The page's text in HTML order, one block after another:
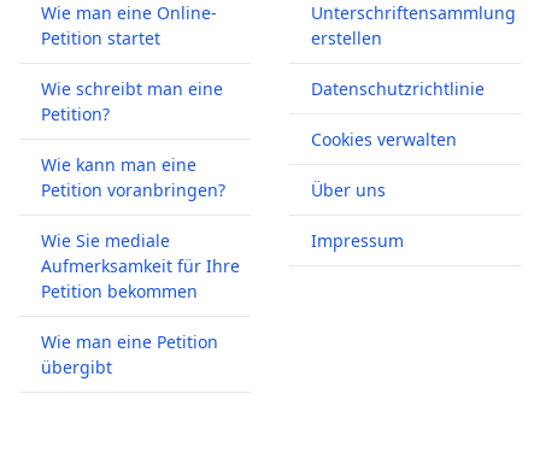
Wie man eine Online-
Petition startet
Wie schreibt man eine
Petition?
Wie kann man eine
Petition voranbringen?
Wie Sie mediale
Aufmerksamkeit für Ihre
Petition bekommen
Wie man eine Petition
übergibt
Unterschriftensammlung
erstellen
Datenschutzrichtlinie
Cookies verwalten
Über uns
Impressum